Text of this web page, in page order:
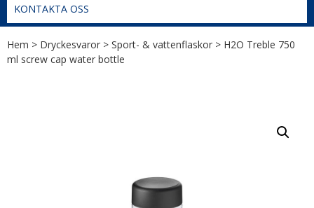
KONTAKTA OSS
Hem > Dryckesvaror > Sport- & vattenflaskor > H2O Treble 750
ml screw cap water bottle